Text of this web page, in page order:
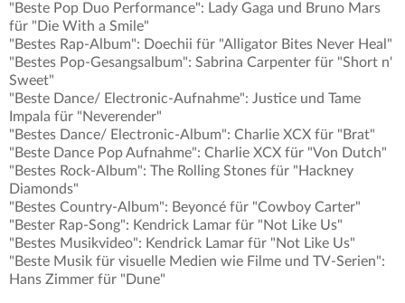
"Beste Pop Duo Performance": Lady Gaga und Bruno Mars
für "Die With a Smile"
"Bestes Rap-Album": Doechii für "Alligator Bites Never Heal"
"Bestes Pop-Gesangsalbum": Sabrina Carpenter für "Short n'
Sweet"
"Beste Dance/ Electronic-Aufnahme": Justice und Tame
Impala für "Neverender"
"Bestes Dance/ Electronic-Album": Charlie XCX für "Brat"
"Beste Dance Pop Aufnahme": Charlie XCX für "Von Dutch"
"Bestes Rock-Album": The Rolling Stones für "Hackney
Diamonds"
"Bestes Country-Album": Beyoncé für "Cowboy Carter"
"Bester Rap-Song": Kendrick Lamar für "Not Like Us"
"Bestes Musikvideo": Kendrick Lamar für "Not Like Us"
"Beste Musik für visuelle Medien wie Filme und TV-Serien":
Hans Zimmer für "Dune"